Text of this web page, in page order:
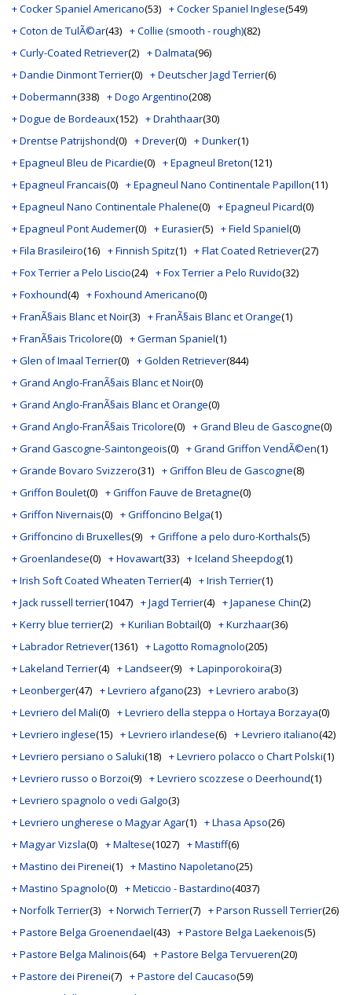
+ Cocker Spaniel Americano(53) + Cocker Spaniel Inglese(549)
+ Coton de TulÃ©ar(43) + Collie (smooth - rough)(82)
+ Curly-Coated Retriever(2) + Dalmata(96)
+ Dandie Dinmont Terrier(0) + Deutscher Jagd Terrier(6)
+ Dobermann(338) + Dogo Argentino(208)
+ Dogue de Bordeaux(152) + Drahthaar(30)
+ Drentse Patrijshond(0) + Drever(0) + Dunker(1)
+ Epagneul Bleu de Picardie(0) + Epagneul Breton(121)
+ Epagneul Francais(0) + Epagneul Nano Continentale Papillon(11)
+ Epagneul Nano Continentale Phalene(0) + Epagneul Picard(0)
+ Epagneul Pont Audemer(0) + Eurasier(5) + Field Spaniel(0)
+ Fila Brasileiro(16) + Finnish Spitz(1) + Flat Coated Retriever(27)
+ Fox Terrier a Pelo Liscio(24) + Fox Terrier a Pelo Ruvido(32)
+ Foxhound(4) + Foxhound Americano(0)
+ FranÃ§ais Blanc et Noir(3) + FranÃ§ais Blanc et Orange(1)
+ FranÃ§ais Tricolore(0) + German Spaniel(1)
+ Glen of Imaal Terrier(0) + Golden Retriever(844)
+ Grand Anglo-FranÃ§ais Blanc et Noir(0)
+ Grand Anglo-FranÃ§ais Blanc et Orange(0)
+ Grand Anglo-FranÃ§ais Tricolore(0) + Grand Bleu de Gascogne(0)
+ Grand Gascogne-Saintongeois(0) + Grand Griffon VendÃ©en(1)
+ Grande Bovaro Svizzero(31) + Griffon Bleu de Gascogne(8)
+ Griffon Boulet(0) + Griffon Fauve de Bretagne(0)
+ Griffon Nivernais(0) + Griffoncino Belga(1)
+ Griffoncino di Bruxelles(9) + Griffone a pelo duro-Korthals(5)
+ Groenlandese(0) + Hovawart(33) + Iceland Sheepdog(1)
+ Irish Soft Coated Wheaten Terrier(4) + Irish Terrier(1)
+ Jack russell terrier(1047) + Jagd Terrier(4) + Japanese Chin(2)
+ Kerry blue terrier(2) + Kurilian Bobtail(0) + Kurzhaar(36)
+ Labrador Retriever(1361) + Lagotto Romagnolo(205)
+ Lakeland Terrier(4) + Landseer(9) + Lapinporokoira(3)
+ Leonberger(47) + Levriero afgano(23) + Levriero arabo(3)
+ Levriero del Mali(0) + Levriero della steppa o Hortaya Borzaya(0)
+ Levriero inglese(15) + Levriero irlandese(6) + Levriero italiano(42)
+ Levriero persiano o Saluki(18) + Levriero polacco o Chart Polski(1)
+ Levriero russo o Borzoi(9) + Levriero scozzese o Deerhound(1)
+ Levriero spagnolo o vedi Galgo(3)
+ Levriero ungherese o Magyar Agar(1) + Lhasa Apso(26)
+ Magyar Vizsla(0) + Maltese(1027) + Mastiff(6)
+ Mastino dei Pirenei(1) + Mastino Napoletano(25)
+ Mastino Spagnolo(0) + Meticcio - Bastardino(4037)
+ Norfolk Terrier(3) + Norwich Terrier(7) + Parson Russell Terrier(26)
+ Pastore Belga Groenendael(43) + Pastore Belga Laekenois(5)
+ Pastore Belga Malinois(64) + Pastore Belga Tervueren(20)
+ Pastore dei Pirenei(7) + Pastore del Caucaso(59)